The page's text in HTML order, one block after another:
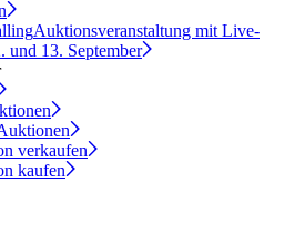
Auktionsveranstaltung mit Live-
und 13. September
verkaufen
kaufen